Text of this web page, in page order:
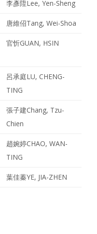
李彥陞Lee, Yen-Sheng
唐維佋Tang, Wei-Shoa
官忻GUAN, HSIN
呂承庭LU, CHENG-
TING
張子建Chang, Tzu-
Chien
趙婉婷CHAO, WAN-
TING
葉佳蓁YE, JIA-ZHEN